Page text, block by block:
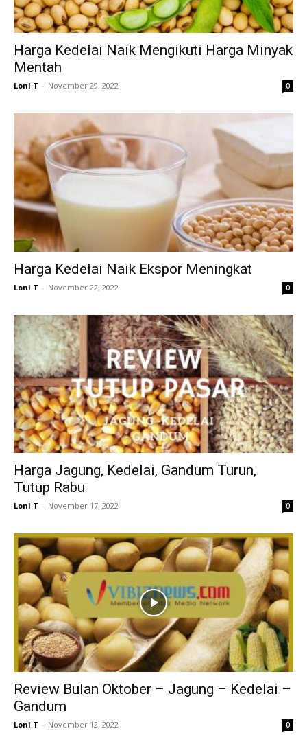
Harga Kedelai Naik Mengikuti Harga Minyak
Mentah
Loni T - November 29, 2022 0
Harga Kedelai Naik Ekspor Meningkat
Loni T - November 22, 2022 0
Harga Jagung, Kedelai, Gandum Turun,
Tutup Rabu
Loni T - November 17, 2022 0
Review Bulan Oktober – Jagung – Kedelai –
Gandum
Loni T - November 12, 2022 0